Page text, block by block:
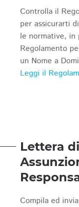
Controlla il
per assicurarti
le normative, in
Regolamento
un Nome a
Leggi il
Lettera di
Compila ed